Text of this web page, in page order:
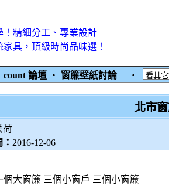
！精細分工、專業設計
具，頂級時尚品味選！
count 論壇 ‧ 窗簾壁紙討論 ‧
北市
荷
2016-12-06
個大窗簾 三個小窗戶 三個小窗簾